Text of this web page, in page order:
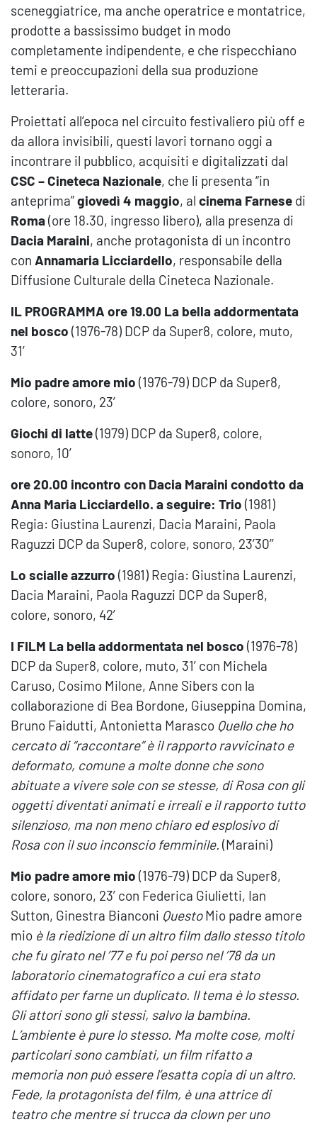
sceneggiatrice, ma anche operatrice e montatrice,
prodotte a bassissimo budget in modo
completamente indipendente, e che rispecchiano
temi e preoccupazioni della sua produzione
letteraria.
Proiettati all’epoca nel circuito festivaliero più off e
da allora invisibili, questi lavori tornano oggi a
incontrare il pubblico, acquisiti e digitalizzati dal
CSC – Cineteca Nazionale, che li presenta “in
anteprima”giovedì 4 maggio, al cinema Farnese di
Roma(ore 18.30, ingresso libero), alla presenza di
Dacia Maraini, anche protagonista di un incontro
con Annamaria Licciardello, responsabile della
Diffusione Culturale della Cineteca Nazionale.
IL PROGRAMMA ore 19.00 La bella addormentata
nel bosco (1976-78) DCP da Super8, colore, muto,
31’
Mio padre amore mio (1976-79) DCP da Super8,
colore, sonoro, 23’
Giochi di latte(1979) DCP da Super8, colore,
sonoro, 10’
ore 20.00 incontro con Dacia Maraini condotto da
Anna Maria Licciardello. a seguire: Trio (1981)
Regia: Giustina Laurenzi, Dacia Maraini, Paola
Raguzzi DCP da Super8, colore, sonoro, 23’30’’
Lo scialle azzurro (1981) Regia: Giustina Laurenzi,
Dacia Maraini, Paola Raguzzi DCP da Super8,
colore, sonoro, 42’
I FILM La bella addormentata nel bosco (1976-78)
DCP da Super8, colore, muto, 31’ con Michela
Caruso, Cosimo Milone, Anne Sibers con la
collaborazione di Bea Bordone, Giuseppina Domina,
Bruno Faidutti, Antonietta Marasco Quello che ho
cercato di “raccontare” è il rapporto ravvicinato e
deformato, comune a molte donne che sono
abituate a vivere sole con se stesse, di Rosa con gli
oggetti diventati animati e irreali e il rapporto tutto
silenzioso, ma non meno chiaro ed esplosivo di
Rosa con il suo inconscio femminile. (Maraini)
Mio padre amore mio (1976-79) DCP da Super8,
colore, sonoro, 23’ con Federica Giulietti, Ian
Sutton, Ginestra Bianconi QuestoMio padre amore
mio è la riedizione di un altro film dallo stesso titolo
che fu girato nel ’77 e fu poi perso nel ’78 da un
laboratorio cinematografico a cui era stato
affidato per farne un duplicato. Il tema è lo stesso.
Gli attori sono gli stessi, salvo la bambina.
L’ambiente è pure lo stesso. Ma molte cose, molti
particolari sono cambiati, un film rifatto a
memoria non può essere l’esatta copia di un altro.
Fede, la protagonista del film, è una attrice di
teatro che mentre si trucca da clown per uno